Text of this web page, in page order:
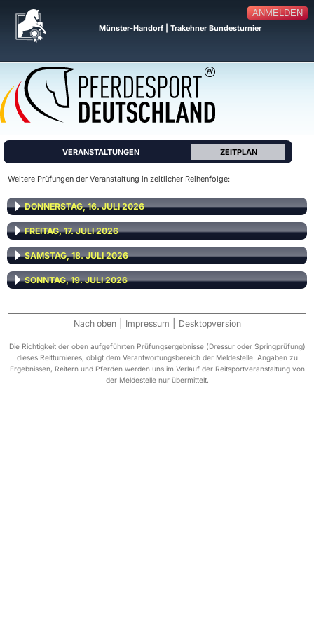
ANMELDEN
Münster-Handorf | Trakehner Bundesturnier
VERANSTALTUNGEN ZEITPLAN
Weitere Prüfungen der Veranstaltung in zeitlicher Reihenfolge:
DONNERSTAG, 16. JULI 2026
FREITAG, 17. JULI 2026
SAMSTAG, 18. JULI 2026
SONNTAG, 19. JULI 2026
Nach oben Impressum Desktopversion
Die Richtigkeit der oben aufgeführten Prüfungsergebnisse (Dressur oder Springprüfung)
dieses Reitturnieres, obligt dem Verantwortungsbereich der Meldestelle. Angaben zu
Ergebnissen, Reitern und Pferden werden uns im Verlauf der Reitsportveranstaltung von
der Meldestelle nur übermittelt.